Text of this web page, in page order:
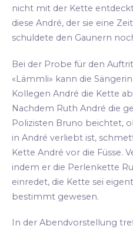
nicht mit der Kette
diese André, der sie eine
schuldete den Gaunern
Bei der Probe für den
«Lämmli» kann die
Kollegen André die Kette
Nachdem Ruth André die
Polizisten Bruno beichtet,
in André verliebt ist,
Kette André vor die Füsse.
indem er die Perlenkette
einredet, die Kette sei
bestimmt gewesen.
In der Abendvorstellung